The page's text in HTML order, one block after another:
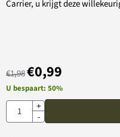
Carrier, u krijgt deze
€1,98€0,99
U bespaart: 50%
Aantal
+
-